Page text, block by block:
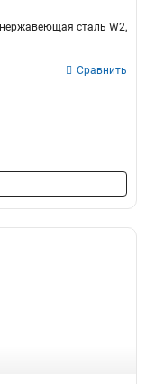
сталь W2,
Сравнить